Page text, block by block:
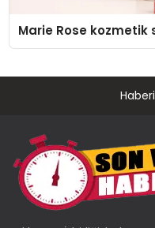
Marie Rose kozmetik